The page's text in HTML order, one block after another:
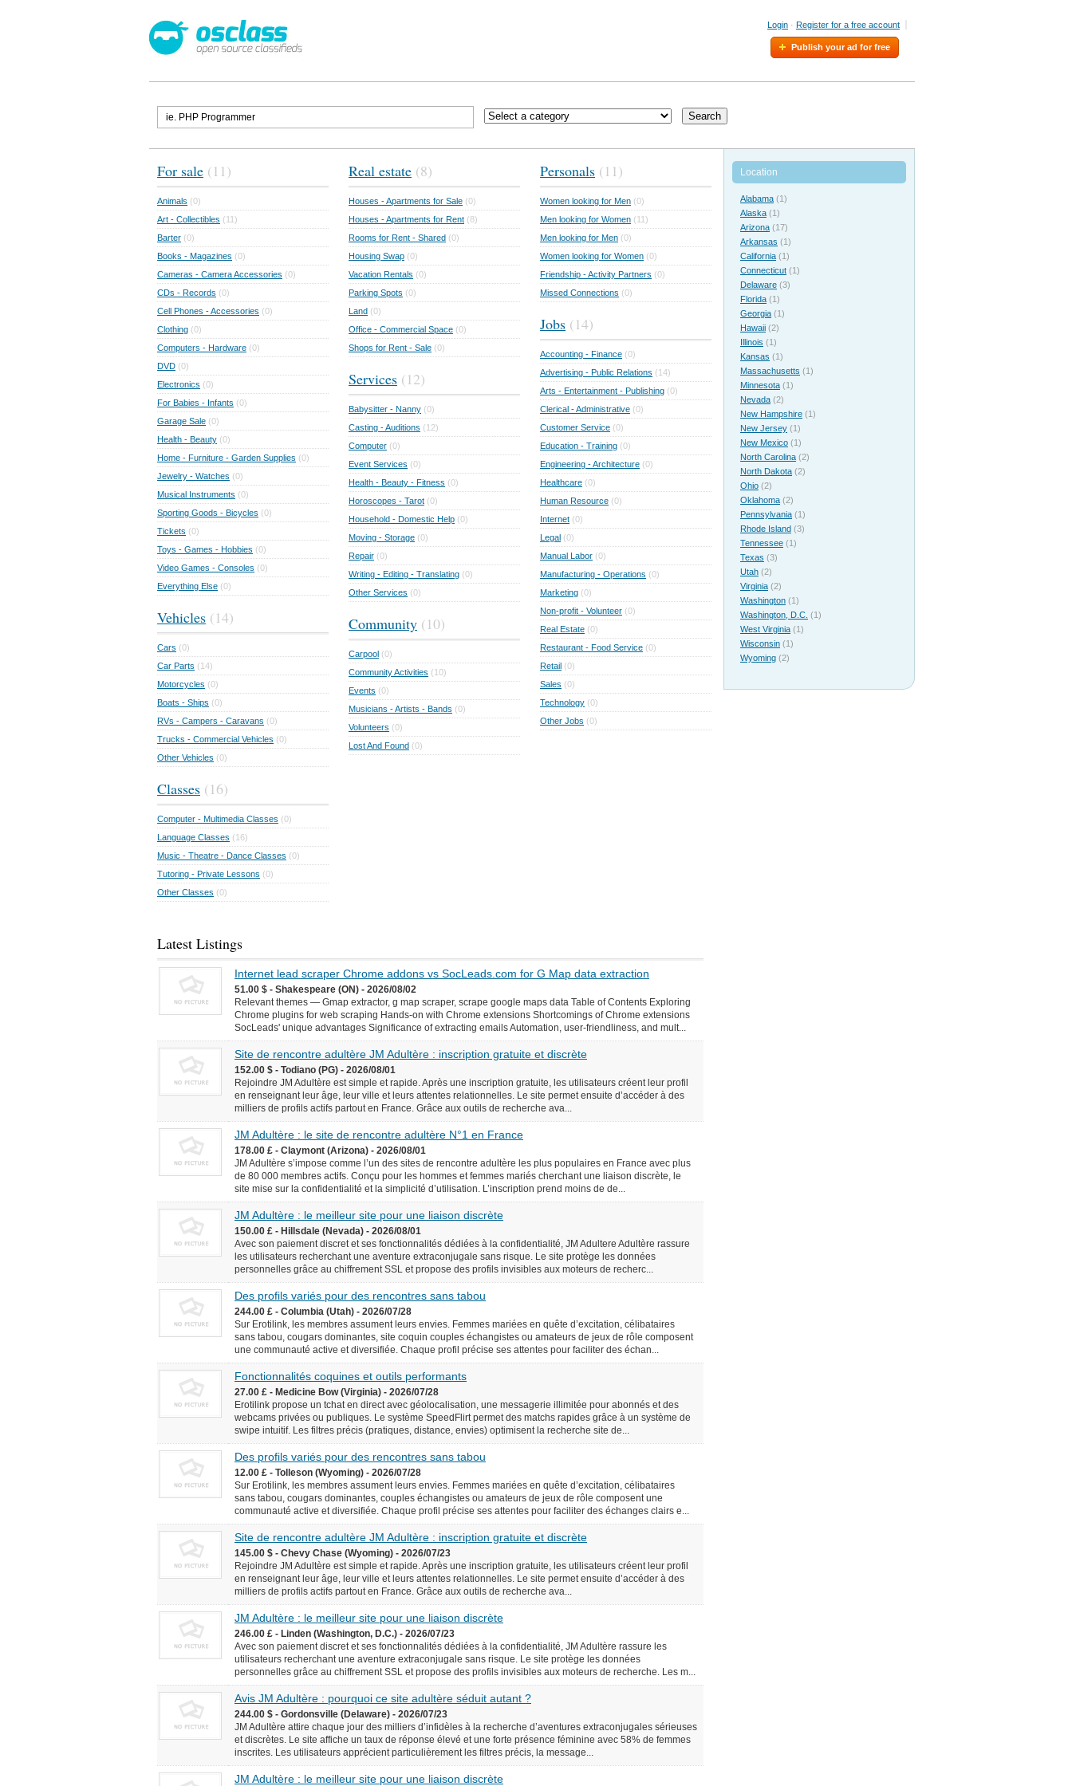
Login · Register for a free account
Publish your ad for free
Search
For sale (11)
Animals (0)
Art - Collectibles (11)
Barter (0)
Books - Magazines (0)
Cameras - Camera Accessories (0)
CDs - Records (0)
Cell Phones - Accessories (0)
Clothing (0)
Computers - Hardware (0)
DVD (0)
Electronics (0)
For Babies - Infants (0)
Garage Sale (0)
Health - Beauty (0)
Home - Furniture - Garden Supplies (0)
Jewelry - Watches (0)
Musical Instruments (0)
Sporting Goods - Bicycles (0)
Tickets (0)
Toys - Games - Hobbies (0)
Video Games - Consoles (0)
Everything Else (0)
Vehicles (14)
Cars (0)
Car Parts (14)
Motorcycles (0)
Boats - Ships (0)
RVs - Campers - Caravans (0)
Trucks - Commercial Vehicles (0)
Other Vehicles (0)
Classes (16)
Computer - Multimedia Classes (0)
Language Classes (16)
Music - Theatre - Dance Classes (0)
Tutoring - Private Lessons (0)
Other Classes (0)
Real estate (8)
Houses - Apartments for Sale (0)
Houses - Apartments for Rent (8)
Rooms for Rent - Shared (0)
Housing Swap (0)
Vacation Rentals (0)
Parking Spots (0)
Land (0)
Office - Commercial Space (0)
Shops for Rent - Sale (0)
Services (12)
Babysitter - Nanny (0)
Casting - Auditions (12)
Computer (0)
Event Services (0)
Health - Beauty - Fitness (0)
Horoscopes - Tarot (0)
Household - Domestic Help (0)
Moving - Storage (0)
Repair (0)
Writing - Editing - Translating (0)
Other Services (0)
Community (10)
Carpool (0)
Community Activities (10)
Events (0)
Musicians - Artists - Bands (0)
Volunteers (0)
Lost And Found (0)
Personals (11)
Women looking for Men (0)
Men looking for Women (11)
Men looking for Men (0)
Women looking for Women (0)
Friendship - Activity Partners (0)
Missed Connections (0)
Jobs (14)
Accounting - Finance (0)
Advertising - Public Relations (14)
Arts - Entertainment - Publishing (0)
Clerical - Administrative (0)
Customer Service (0)
Education - Training (0)
Engineering - Architecture (0)
Healthcare (0)
Human Resource (0)
Internet (0)
Legal (0)
Manual Labor (0)
Manufacturing - Operations (0)
Marketing (0)
Non-profit - Volunteer (0)
Real Estate (0)
Restaurant - Food Service (0)
Retail (0)
Sales (0)
Technology (0)
Other Jobs (0)
Latest Listings
Internet lead scraper Chrome addons vs SocLeads.com for G Map data extraction
51.00 $ - Shakespeare (ON) - 2026/08/02
Relevant themes — Gmap extractor, g map scraper, scrape google maps data Table of Contents Exploring
Chrome plugins for web scraping Hands-on with Chrome extensions Shortcomings of Chrome extensions
SocLeads' unique advantages Significance of extracting emails Automation, user-friendliness, and mult...
Site de rencontre adultère JM Adultère : inscription gratuite et discrète
152.00 $ - Todiano (PG) - 2026/08/01
Rejoindre JM Adultère est simple et rapide. Après une inscription gratuite, les utilisateurs créent leur profil
en renseignant leur âge, leur ville et leurs attentes relationnelles. Le site permet ensuite d’accéder à des
milliers de profils actifs partout en France. Grâce aux outils de recherche ava...
JM Adultère : le site de rencontre adultère N°1 en France
178.00 £ - Claymont (Arizona) - 2026/08/01
JM Adultère s’impose comme l’un des sites de rencontre adultère les plus populaires en France avec plus
de 80 000 membres actifs. Conçu pour les hommes et femmes mariés cherchant une liaison discrète, le
site mise sur la confidentialité et la simplicité d’utilisation. L’inscription prend moins de de...
JM Adultère : le meilleur site pour une liaison discrète
150.00 £ - Hillsdale (Nevada) - 2026/08/01
Avec son paiement discret et ses fonctionnalités dédiées à la confidentialité, JM Adultere Adultère rassure
les utilisateurs recherchant une aventure extraconjugale sans risque. Le site protège les données
personnelles grâce au chiffrement SSL et propose des profils invisibles aux moteurs de recherc...
Des profils variés pour des rencontres sans tabou
244.00 £ - Columbia (Utah) - 2026/07/28
Sur Erotilink, les membres assument leurs envies. Femmes mariées en quête d’excitation, célibataires
sans tabou, cougars dominantes, site coquin couples échangistes ou amateurs de jeux de rôle composent
une communauté active et diversifiée. Chaque profil précise ses attentes pour faciliter des échan...
Fonctionnalités coquines et outils performants
27.00 £ - Medicine Bow (Virginia) - 2026/07/28
Erotilink propose un tchat en direct avec géolocalisation, une messagerie illimitée pour abonnés et des
webcams privées ou publiques. Le système SpeedFlirt permet des matchs rapides grâce à un système de
swipe intuitif. Les filtres précis (pratiques, distance, envies) optimisent la recherche site de...
Des profils variés pour des rencontres sans tabou
12.00 £ - Tolleson (Wyoming) - 2026/07/28
Sur Erotilink, les membres assument leurs envies. Femmes mariées en quête d’excitation, célibataires
sans tabou, cougars dominantes, couples échangistes ou amateurs de jeux de rôle composent une
communauté active et diversifiée. Chaque profil précise ses attentes pour faciliter des échanges clairs e...
Site de rencontre adultère JM Adultère : inscription gratuite et discrète
145.00 $ - Chevy Chase (Wyoming) - 2026/07/23
Rejoindre JM Adultère est simple et rapide. Après une inscription gratuite, les utilisateurs créent leur profil
en renseignant leur âge, leur ville et leurs attentes relationnelles. Le site permet ensuite d’accéder à des
milliers de profils actifs partout en France. Grâce aux outils de recherche ava...
JM Adultère : le meilleur site pour une liaison discrète
246.00 £ - Linden (Washington, D.C.) - 2026/07/23
Avec son paiement discret et ses fonctionnalités dédiées à la confidentialité, JM Adultère rassure les
utilisateurs recherchant une aventure extraconjugale sans risque. Le site protège les données
personnelles grâce au chiffrement SSL et propose des profils invisibles aux moteurs de recherche. Les m...
Avis JM Adultère : pourquoi ce site adultère séduit autant ?
244.00 $ - Gordonsville (Delaware) - 2026/07/23
JM Adultère attire chaque jour des milliers d’infidèles à la recherche d’aventures extraconjugales sérieuses
et discrètes. Le site affiche un taux de réponse élevé et une forte présence féminine avec 58% de femmes
inscrites. Les utilisateurs apprécient particulièrement les filtres précis, la message...
JM Adultère : le meilleur site pour une liaison discrète
Location
Alabama (1)
Alaska (1)
Arizona (17)
Arkansas (1)
California (1)
Connecticut (1)
Delaware (3)
Florida (1)
Georgia (1)
Hawaii (2)
Illinois (1)
Kansas (1)
Massachusetts (1)
Minnesota (1)
Nevada (2)
New Hampshire (1)
New Jersey (1)
New Mexico (1)
North Carolina (2)
North Dakota (2)
Ohio (2)
Oklahoma (2)
Pennsylvania (1)
Rhode Island (3)
Tennessee (1)
Texas (3)
Utah (2)
Virginia (2)
Washington (1)
Washington, D.C. (1)
West Virginia (1)
Wisconsin (1)
Wyoming (2)